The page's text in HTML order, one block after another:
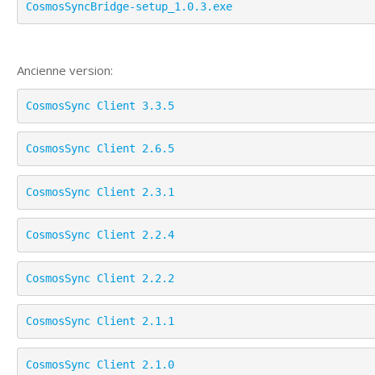
CosmosSyncBridge-setup_1.0.3.exe
Ancienne version:
CosmosSync Client 3.3.5
CosmosSync Client 2.6.5
CosmosSync Client 2.3.1
CosmosSync Client 2.2.4
CosmosSync Client 2.2.2
CosmosSync Client 2.1.1
CosmosSync Client 2.1.0